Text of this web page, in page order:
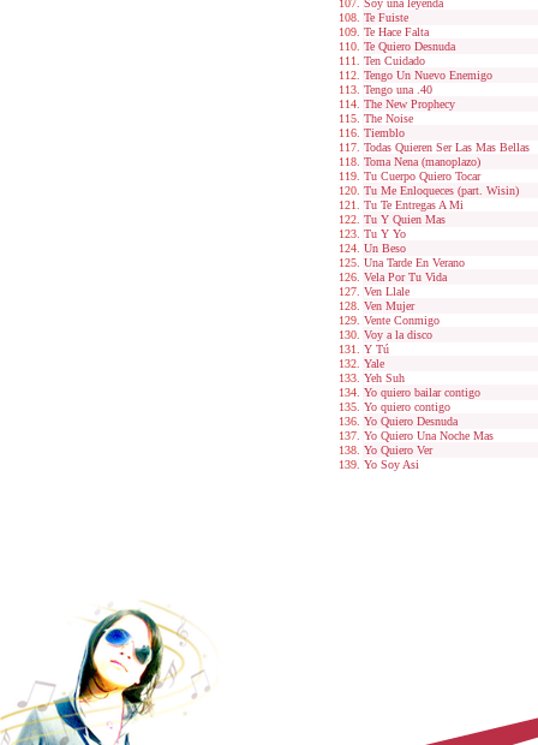
Soy una leyenda
Te Fuiste
Te Hace Falta
Te Quiero Desnuda
Ten Cuidado
Tengo Un Nuevo Enemigo
Tengo una .40
The New Prophecy
The Noise
Tiemblo
Todas Quieren Ser Las Mas Bellas
Toma Nena (manoplazo)
Tu Cuerpo Quiero Tocar
Tu Me Enloqueces (part. Wisin)
Tu Te Entregas A Mi
Tu Y Quien Mas
Tu Y Yo
Un Beso
Una Tarde En Verano
Vela Por Tu Vida
Ven Llale
Ven Mujer
Vente Conmigo
Voy a la disco
Y Tú
Yale
Yeh Suh
Yo quiero bailar contigo
Yo quiero contigo
Yo Quiero Desnuda
Yo Quiero Una Noche Mas
Yo Quiero Ver
Yo Soy Asi